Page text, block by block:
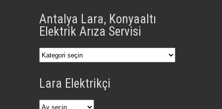
Antalya Lara, Konyaaltı
Elektrik Arıza Servisi
Antalya
Konyaaltı
Lara Elektrikçi